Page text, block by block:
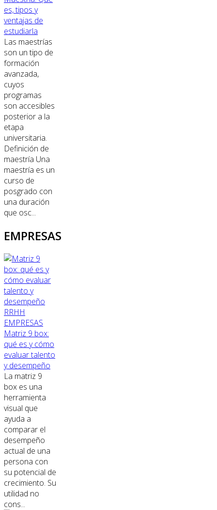
es, tipos y
ventajas de
estudiarla
Las maestrías
son un tipo de
formación
avanzada,
cuyos
programas
son accesibles
posterior a la
etapa
universitaria.
Definición de
maestría Una
maestría es un
curso de
posgrado con
una duración
que osc...
EMPRESAS
RRHH
EMPRESAS
Matriz 9 box:
qué es y cómo
evaluar talento
y desempeño
La matriz 9
box es una
herramienta
visual que
ayuda a
comparar el
desempeño
actual de una
persona con
su potencial de
crecimiento. Su
utilidad no
cons...